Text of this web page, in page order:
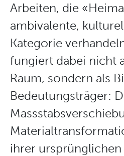
Arbeiten, die
ambivalente,
Kategorie
fungiert dabei nicht
Raum, sondern als
Bedeutungsträger:
ihrer ursprünglichen